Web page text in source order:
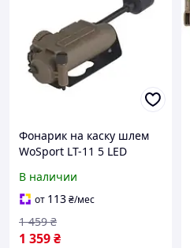
Фонарик на каску шлем
WoSport LT-11 5 LED
зеленый + синий + ИК)
Койот
В наличии
от 113₴/мес
1 359₴
1 459 ₴